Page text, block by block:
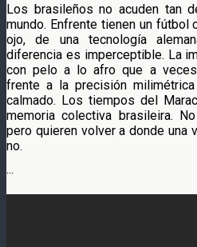
Los brasileños no acuden tan
mundo. Enfrente tienen un fútbol
ojo, de una tecnología
diferencia es imperceptible. La
con pelo a lo afro que a
frente a la precisión
calmado. Los tiempos del
memoria colectiva brasileira.
pero quieren volver a donde una
no.
···